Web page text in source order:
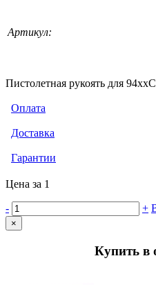
Артикул:
Пистолетная рукоять для
Оплата
Доставка
Гарантии
Цена за 1
- +
×
Купить в